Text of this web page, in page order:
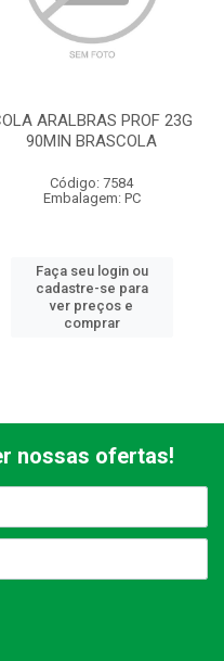
ARALBRAS PROF 23G
90MIN BRASCOLA
Código: 7584
Embalagem: PC
Faça seu login ou
cadastre-se para
ver preços e
comprar
nossas ofertas!